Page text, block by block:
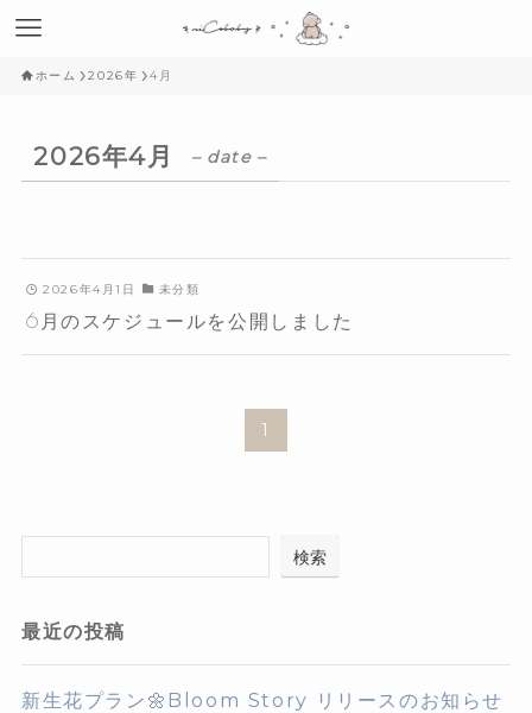
ホーム 2026年 4月
2026年4月 – date –
2026年4月1日 未分類
6月のスケジュールを公開しました
1
検索
最近の投稿
新生花プラン🌼Bloom Story リリースのお知らせ